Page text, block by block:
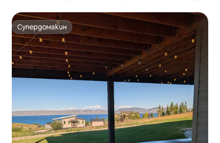
Супердомакин
Супердомакин